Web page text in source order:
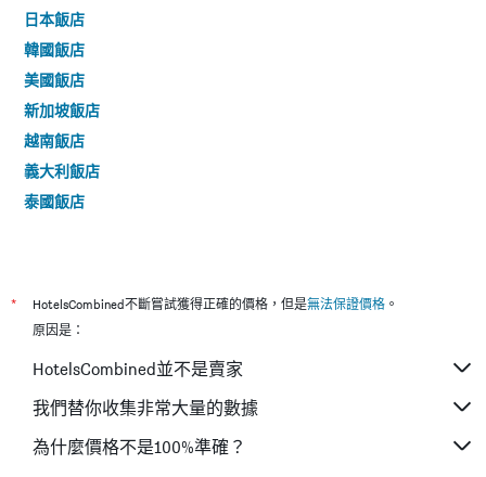
日本飯店
韓國飯店
美國飯店
新加坡飯店
越南飯店
義大利飯店
泰國飯店
* HotelsCombined不斷嘗試獲得正確的價格，但是無法保證價格 。
原因是：
HotelsCombined並不是賣家
我們替你收集非常大量的數據
為什麼價格不是100%準確？